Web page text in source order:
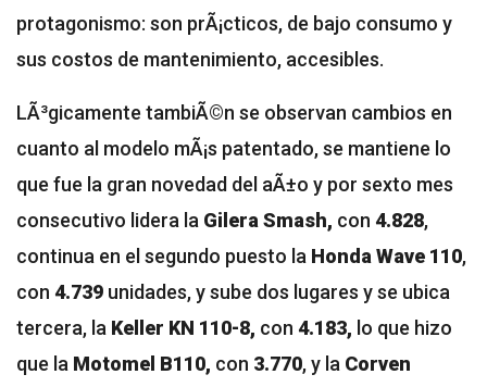
protagonismo: son prÃ¡cticos, de bajo consumo y
sus costos de mantenimiento, accesibles.
LÃ³gicamente tambiÃ©n se observan cambios en
cuanto al modelo mÃ¡s patentado, se mantiene lo
que fue la gran novedad del aÃ±o y por sexto mes
consecutivo lidera la Gilera Smash, con 4.828,
continua en el segundo puesto la Honda Wave 110,
con 4.739 unidades, y sube dos lugares y se ubica
tercera, la Keller KN 110-8, con 4.183, lo que hizo
que la Motomel B110, con 3.770, y la Corven